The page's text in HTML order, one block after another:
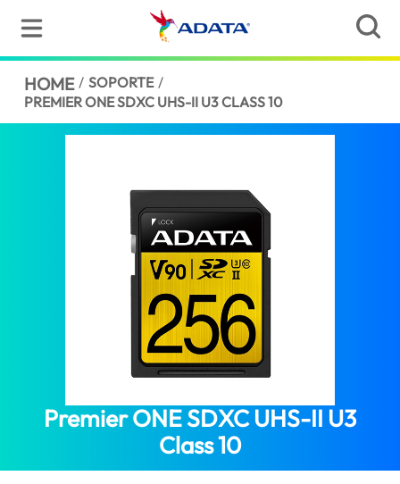
HOME / SOPORTE /
PREMIER ONE SDXC UHS-II U3 CLASS 10
Premier ONE SDXC UHS-II U3
Class 10(Puerto Rico)